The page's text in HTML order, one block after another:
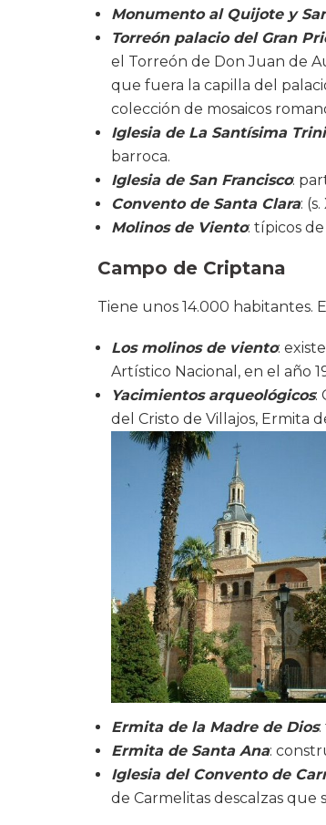
Monumento al Quijote y
Torreón palacio del Gran
el Torreón de Don Juan de
que fuera la capilla del
colección de mosaicos
Iglesia de La Santísima
barroca.
Iglesia de San Francisco:
Convento de Santa Clara: (s.
Molinos de Viento: típicos
Campo de Criptana
Tiene unos 14.000 habitantes.
Los molinos de viento:
Artístico Nacional, en el año
Yacimientos arqueológicos:
del Cristo de Villajos, Ermita
Ermita de la Madre de Dios:
Ermita de Santa Ana:
Iglesia del Convento de
de Carmelitas descalzas que